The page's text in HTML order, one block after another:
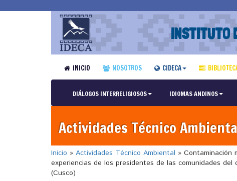
INSTITUTO
INICIO NOSOTROS CIDECA
DIÁLOGOS INTERRELIGIOSOS IDIOMAS ANDINOS
Actividades Técnico
Inicio » Actividades Técnico Ambiental » Contaminación
experiencias de los presidentes de las comunidades
(Cusco)